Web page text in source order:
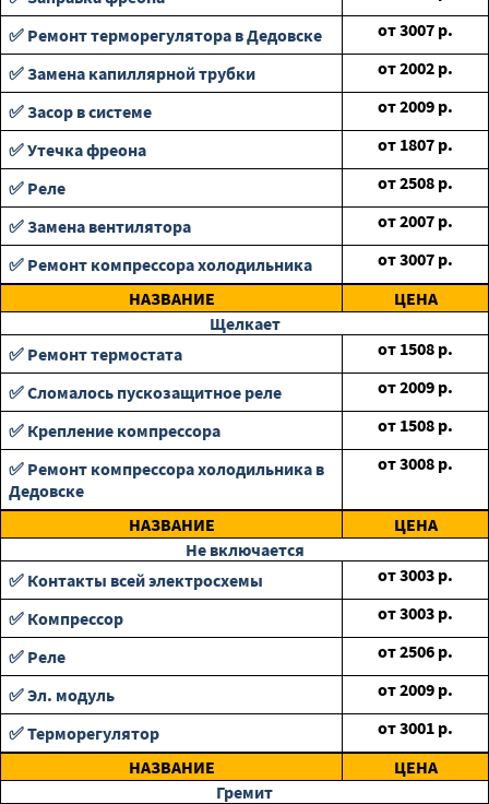
✅ Ремонт терморегулятора в Дедовске
от3007 р.
✅ Замена капиллярной трубки
от2002 р.
✅ Засор в системе
от2009 р.
✅ Утечка фреона
от 1807 р.
✅ Реле
от2508 р.
✅ Замена вентилятора
от2007 р.
✅ Ремонт компрессора холодильника
от3007 р.
НАЗВАНИЕ
ЦЕНА
Щелкает
✅ Ремонт термостата
от 1508 р.
✅ Сломалось пускозащитное реле
от2009 р.
✅ Крепление компрессора
от 1508 р.
✅ Ремонт компрессора холодильника в
Дедовске
от3008 р.
НАЗВАНИЕ
ЦЕНА
Не включается
✅ Контакты всей электросхемы
от3003 р.
✅ Компрессор
от3003 р.
✅ Реле
от2506 р.
✅ Эл. модуль
от2009 р.
✅ Терморегулятор
от3001 р.
НАЗВАНИЕ
ЦЕНА
Гремит